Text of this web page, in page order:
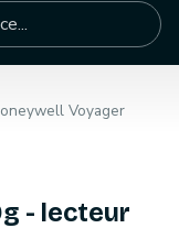
Voyager
- lecteur